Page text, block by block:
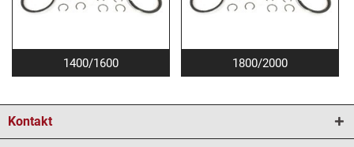
1400/1600 1800/2000
Kontakt